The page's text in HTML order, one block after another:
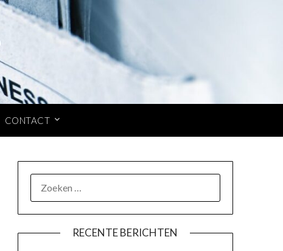
CONTACT
NAAR:
RECENTE BERICHTEN